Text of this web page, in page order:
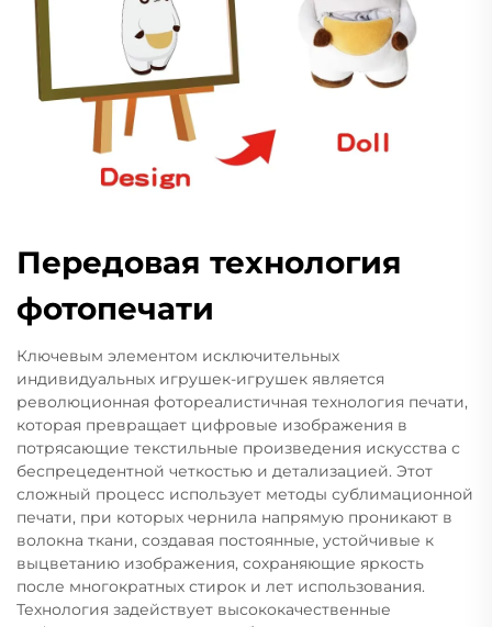
Передовая технология
фотопечати
Ключевым элементом исключительных
индивидуальных игрушек-игрушек является
революционная фотореалистичная технология печати,
которая превращает цифровые изображения в
потрясающие текстильные произведения искусства с
беспрецедентной четкостью и детализацией. Этот
сложный процесс использует методы сублимационной
печати, при которых чернила напрямую проникают в
волокна ткани, создавая постоянные, устойчивые к
выцветанию изображения, сохраняющие яркость
после многократных стирок и лет использования.
Технология задействует высококачественные